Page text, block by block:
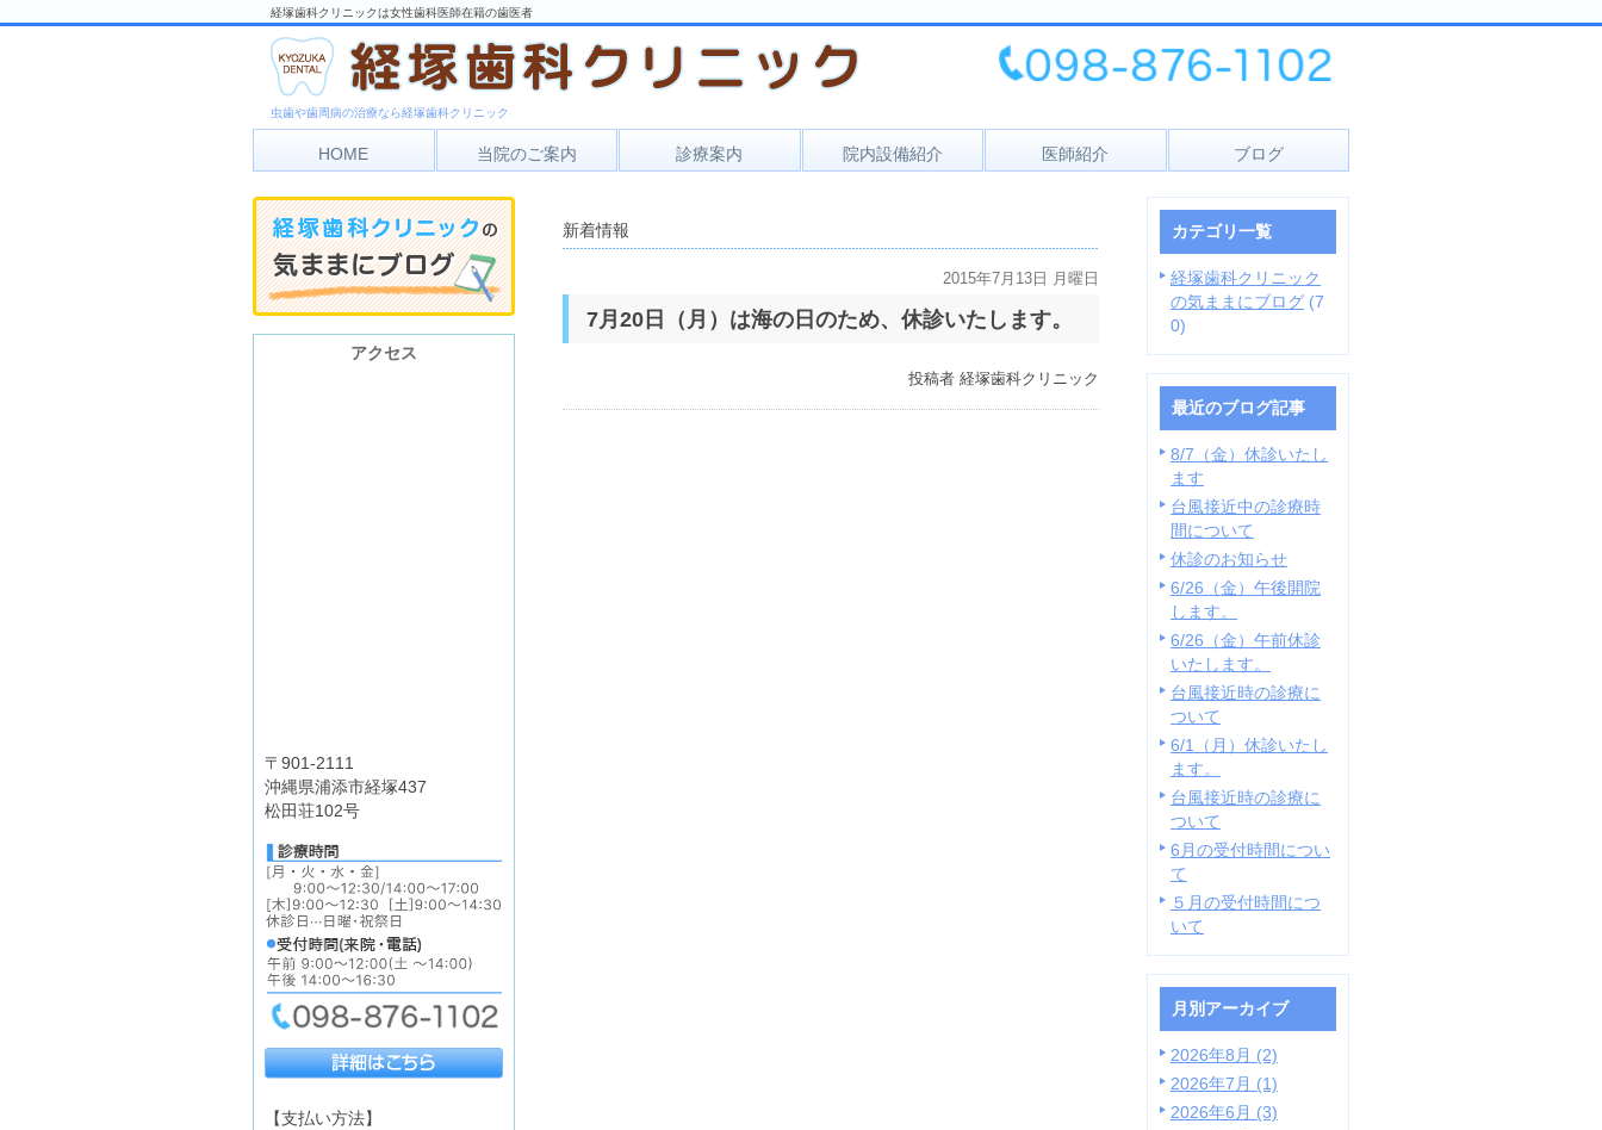
経塚歯科クリニックは女性歯科医師在籍の歯医者
虫歯や歯周病の治療なら経塚歯科クリニック
HOME 当院のご案内
アクセス
診療時間
診療案内
口腔外科
院内設備紹介 医師紹介 ブログ
新着情報
2015年7月13日 月曜日
7月20日（月）は海の日のため、休診いたします。
投稿者 経塚歯科クリニック
カテゴリ一覧
経塚歯科クリニック
の気ままにブログ (7
0)
最近のブログ記事
8/7（金）休診いたし
ます
台風接近中の診療時
間について
休診のお知らせ
6/26（金）午後開院
します。
6/26（金）午前休診
いたします。
台風接近時の診療に
ついて
6/1（月）休診いたし
ます。
台風接近時の診療に
ついて
6月の受付時間につい
て
５月の受付時間につ
いて
月別アーカイブ
2026年8月 (2)
2026年7月 (1)
2026年6月 (3)
アクセス
〒901-2111
沖縄県浦添市経塚437
松田荘102号
【支払い方法】